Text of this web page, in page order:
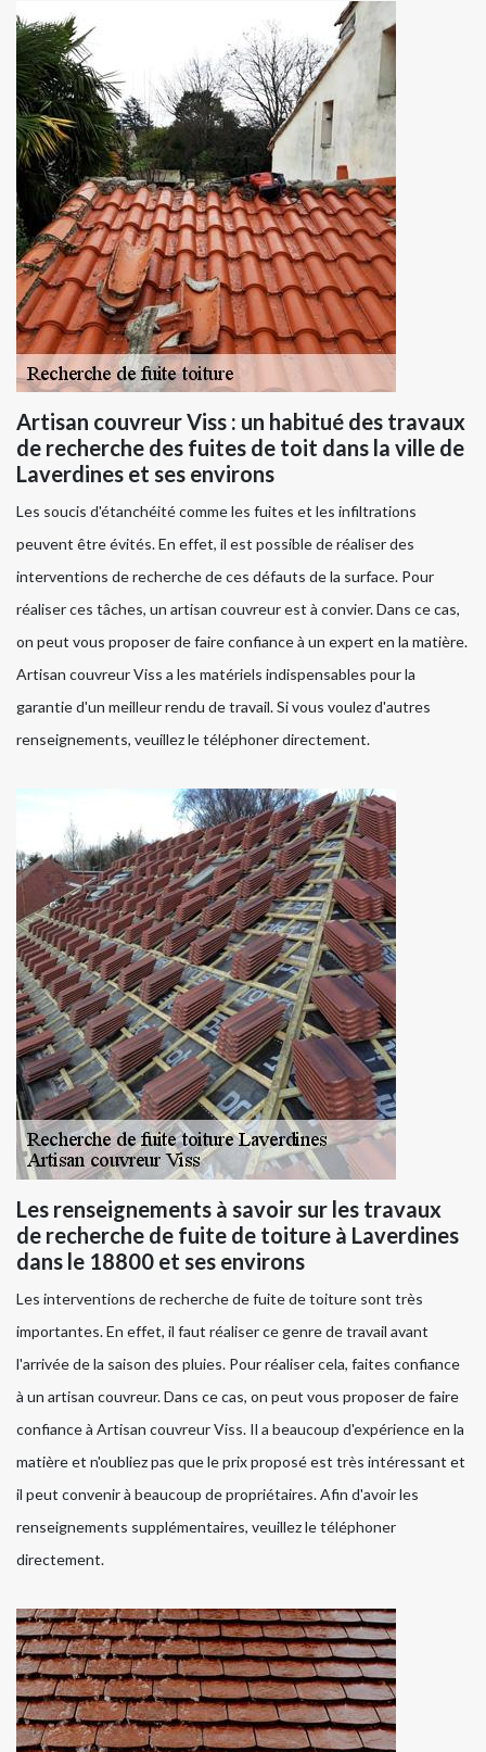
Artisan couvreur Viss : un habitué des travaux
de recherche des fuites de toit dans la ville de
Laverdines et ses environs
Les soucis d'étanchéité comme les fuites et les infiltrations
peuvent être évités. En effet, il est possible de réaliser des
interventions de recherche de ces défauts de la surface. Pour
réaliser ces tâches, un artisan couvreur est à convier. Dans ce cas,
on peut vous proposer de faire confiance à un expert en la matière.
Artisan couvreur Viss a les matériels indispensables pour la
garantie d'un meilleur rendu de travail. Si vous voulez d'autres
renseignements, veuillez le téléphoner directement.
Les renseignements à savoir sur les travaux
de recherche de fuite de toiture à Laverdines
dans le 18800 et ses environs
Les interventions de recherche de fuite de toiture sont très
importantes. En effet, il faut réaliser ce genre de travail avant
l'arrivée de la saison des pluies. Pour réaliser cela, faites confiance
à un artisan couvreur. Dans ce cas, on peut vous proposer de faire
confiance à Artisan couvreur Viss. Il a beaucoup d'expérience en la
matière et n'oubliez pas que le prix proposé est très intéressant et
il peut convenir à beaucoup de propriétaires. Afin d'avoir les
renseignements supplémentaires, veuillez le téléphoner
directement.